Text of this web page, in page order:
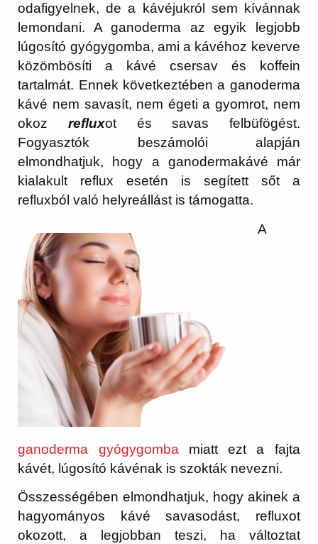
odafigyelnek, de a kávéjukról sem kívánnak
lemondani. A ganoderma az egyik legjobb
lúgosító gyógygomba, ami a kávéhoz keverve
közömbösíti a kávé csersav és koffein
tartalmát. Ennek következtében a ganoderma
kávé nem savasít, nem égeti a gyomrot, nem
okoz refluxot és savas felbüfögést.
Fogyasztók beszámolói alapján
elmondhatjuk, hogy a ganodermakávé már
kialakult reflux esetén is segített sőt a
refluxból való helyreállást is támogatta.
A
ganoderma gyógygomba miatt ezt a fajta
kávét, lúgosító kávénak is szokták nevezni.
Összességében elmondhatjuk, hogy akinek a
hagyományos kávé savasodást, refluxot
okozott, a legjobban teszi, ha változtat